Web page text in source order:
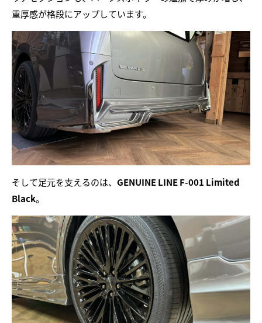
重厚感が格段にアップしています。
そして足元を支えるのは、 GENUINE LINE F-001 Limited
Black。